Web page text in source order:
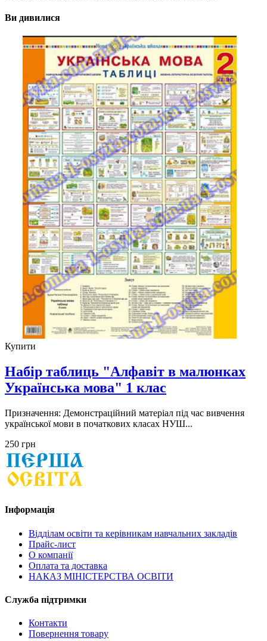
Ви дивилися
Купити
Набір таблиць "Алфавіт в малюнках
Українська мова" 1 клас
Призначення: Демонстраційний матеріал під час вивчення
української мови в початкових класах НУШ...
250 грн
Інформація
Відділам освіти та керівникам навчальних закладів
Прайс-лист
О компанії
Оплата та доставка
НАКАЗ МІНІСТЕРСТВА ОСВІТИ
Служба підтримки
Контакти
Повернення товару